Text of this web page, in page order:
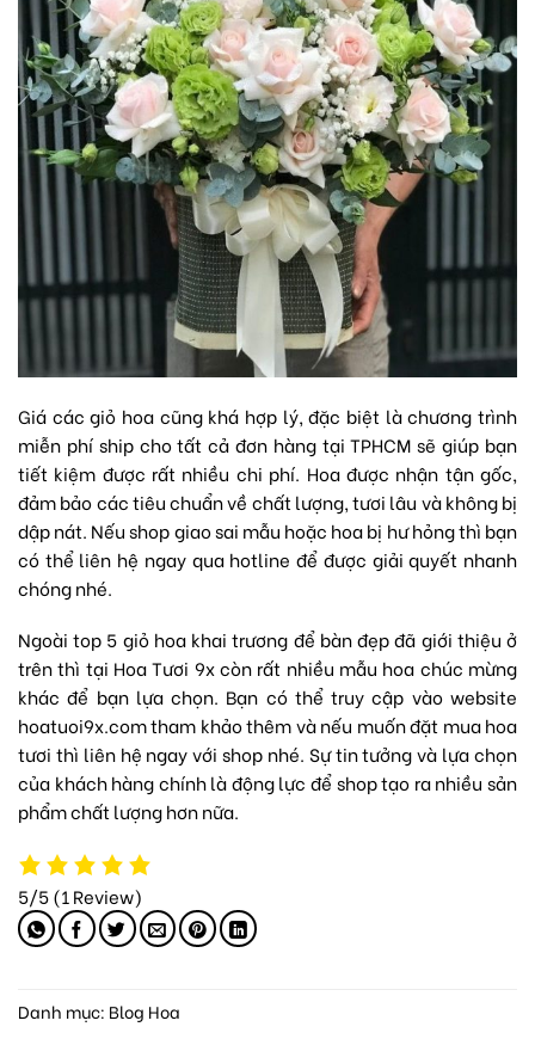
Giá các giỏ hoa cũng khá hợp lý, đặc biệt là chương trình
miễn phí ship cho tất cả đơn hàng tại TPHCM sẽ giúp bạn
tiết kiệm được rất nhiều chi phí. Hoa được nhận tận gốc,
đảm bảo các tiêu chuẩn về chất lượng, tươi lâu và không bị
dập nát. Nếu shop giao sai mẫu hoặc hoa bị hư hỏng thì bạn
có thể liên hệ ngay qua hotline để được giải quyết nhanh
chóng nhé.
Ngoài top 5 giỏ hoa khai trương để bàn đẹp đã giới thiệu ở
trên thì tại Hoa Tươi 9x còn rất nhiều mẫu hoa chúc mừng
khác để bạn lựa chọn. Bạn có thể truy cập vào website
hoatuoi9x.com tham khảo thêm và nếu muốn đặt mua hoa
tươi thì liên hệ ngay với shop nhé. Sự tin tưởng và lựa chọn
của khách hàng chính là động lực để shop tạo ra nhiều sản
phẩm chất lượng hơn nữa.
5/5(1 Review)
Danh mục: Blog Hoa